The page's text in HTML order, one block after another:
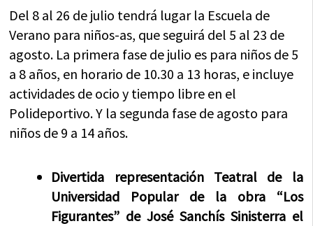
Del 8 al 26 de julio tendrá lugar la Escuela de
Verano para niños-as, que seguirá del 5 al 23 de
agosto. La primera fase de julio es para niños de 5
a 8 años, en horario de 10.30 a 13 horas, e incluye
actividades de ocio y tiempo libre en el
Polideportivo. Y la segunda fase de agosto para
niños de 9 a 14 años.
Divertida representación Teatral de la
Universidad Popular de la obra “Los
Figurantes” de José Sanchís Sinisterra el